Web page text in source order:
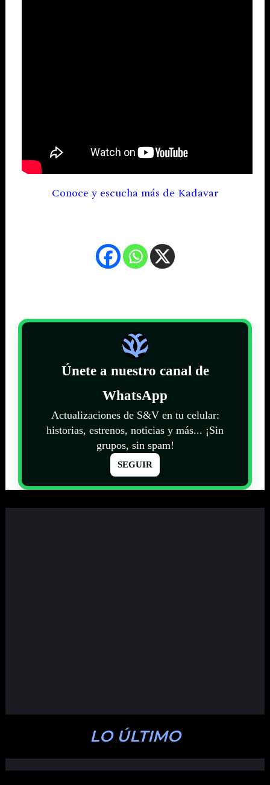
Conoce y escucha más de Kadavar
Únete a nuestro canal de
WhatsApp
Actualizaciones de S&V en tu celular:
historias, estrenos, noticias y más... ¡Sin
grupos, sin spam!
SEGUIR
LO ÚLTIMO